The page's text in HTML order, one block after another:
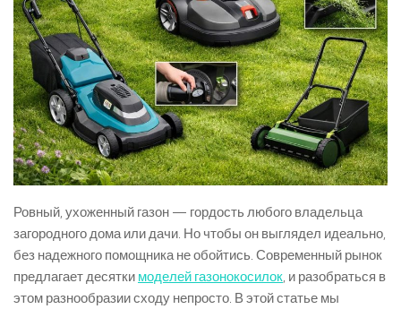
Ровный, ухоженный газон — гордость любого владельца
загородного дома или дачи. Но чтобы он выглядел идеально,
без надежного помощника не обойтись. Современный рынок
предлагает десятки моделей газонокосилок, и разобраться в
этом разнообразии сходу непросто. В этой статье мы